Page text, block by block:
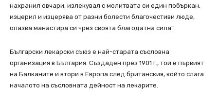
нахранил овчари, излекувал с молитвата си един побъркан,
изцерил и изцерява от разни болести благочестиви люде,
опазва манастира си чрез своята благодатна сила”.
Български лекарски съюз е най-старата съсловна
организация в България. Създаден през 1901 г., той е първият
на Балканите и втори в Европа след британския, който слага
началото на съсловната дейност на лекарите.